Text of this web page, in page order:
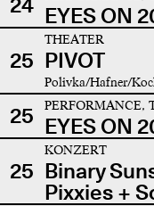
EYES ON
25
THEATER
PIVOT
Polivka/Hafner/
25 PERFORMANCE,
EYES ON
25
KONZERT
Binary
Pixxies +